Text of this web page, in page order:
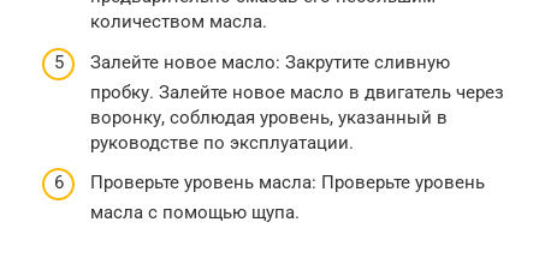
количеством масла.
Залейте новое масло: Закрутите сливную
пробку. Залейте новое масло в двигатель через
воронку, соблюдая уровень, указанный в
руководстве по эксплуатации.
Проверьте уровень масла: Проверьте уровень
масла с помощью щупа.